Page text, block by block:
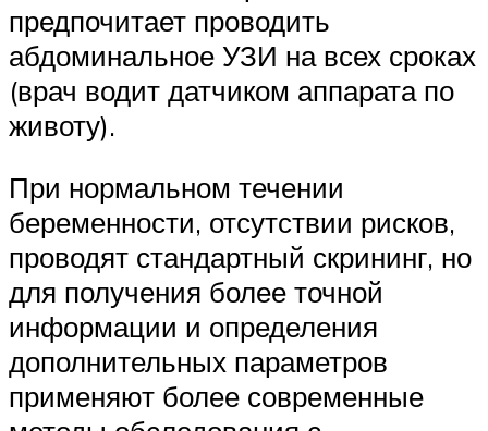
предпочитает проводить
абдоминальное УЗИ на всех сроках
(врач водит датчиком аппарата по
животу).
При нормальном течении
беременности, отсутствии рисков,
проводят стандартный скрининг, но
для получения более точной
информации и определения
дополнительных параметров
применяют более современные